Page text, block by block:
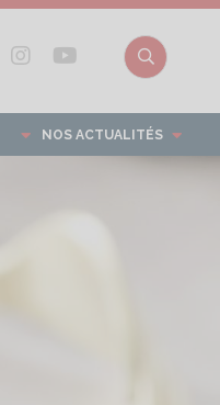
NOS ACTUALITÉS